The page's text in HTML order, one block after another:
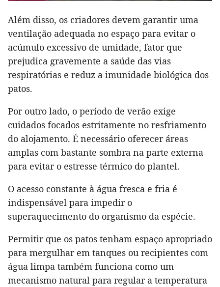
Além disso, os criadores devem garantir uma
ventilação adequada no espaço para evitar o
acúmulo excessivo de umidade, fator que
prejudica gravemente a saúde das vias
respiratórias e reduz a imunidade biológica dos
patos.
Por outro lado, o período de verão exige
cuidados focados estritamente no resfriamento
do alojamento. É necessário oferecer áreas
amplas com bastante sombra na parte externa
para evitar o estresse térmico do plantel.
O acesso constante à água fresca e fria é
indispensável para impedir o
superaquecimento do organismo da espécie.
Permitir que os patos tenham espaço apropriado
para mergulhar em tanques ou recipientes com
água limpa também funciona como um
mecanismo natural para regular a temperatura